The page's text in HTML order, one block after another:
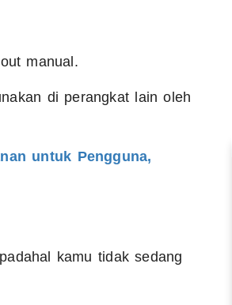
manual.
di perangkat lain oleh
untuk Pengguna,
kamu tidak sedang